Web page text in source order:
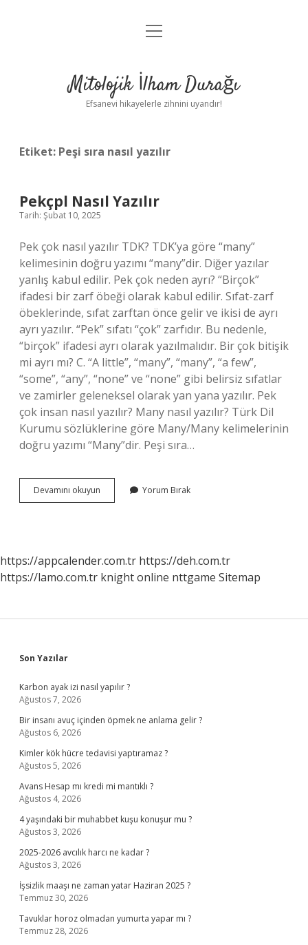
Anasayfa
Yasal Uyarı
menüyü
Mitolojik İlham Durağı
Efsanevi hikayelerle zihnini uyandır!
Etiket: Peşi sıra nasıl yazılır
Pekçpl Nasıl Yazılır
Tarih: Şubat 10, 2025
Pek çok nasıl yazılır TDK? TDK’ya göre “many”
kelimesinin doğru yazımı “many”dir. Diğer yazılar
yanlış kabul edilir. Pek çok neden ayrı? “Birçok”
ifadesi bir zarf öbeği olarak kabul edilir. Sıfat-zarf
öbeklerinde, sıfat zarftan önce gelir ve ikisi de ayrı
ayrı yazılır. “Pek” sıfatı “çok” zarfıdır. Bu nedenle,
“birçok” ifadesi ayrı olarak yazılmalıdır. Bir çok bitişik
mi ayrı mı? C. “A little”, “many”, “many”, “a few”,
“some”, “any”, “none” ve “none” gibi belirsiz sıfatlar
ve zamirler geleneksel olarak yan yana yazılır. Pek
çok insan nasıl yazılır? Many nasıl yazılır? Türk Dil
Kurumu sözlüklerine göre Many/Many kelimelerinin
doğru yazımı “Many”dir. Peşi sıra…
Devamını okuyun
Nasıl
Yorum Bırak
https://appcalender.com.tr https://deh.com.tr
https://lamo.com.tr knight online nttgame Sitemap
Sidebar
Son Yazılar
Karbon ayak izi nasıl yapılır ?
Ağustos 7, 2026
Bir insanı avuç içinden öpmek ne anlama gelir ?
Ağustos 6, 2026
Kimler kök hücre tedavisi yaptıramaz ?
Ağustos 5, 2026
Avans Hesap mı kredi mi mantıklı ?
Ağustos 4, 2026
4 yaşındaki bir muhabbet kuşu konuşur mu ?
Ağustos 3, 2026
2025-2026 avcılık harcı ne kadar ?
Ağustos 3, 2026
İşsizlik maaşı ne zaman yatar Haziran 2025 ?
Temmuz 30, 2026
Tavuklar horoz olmadan yumurta yapar mı ?
Temmuz 28, 2026